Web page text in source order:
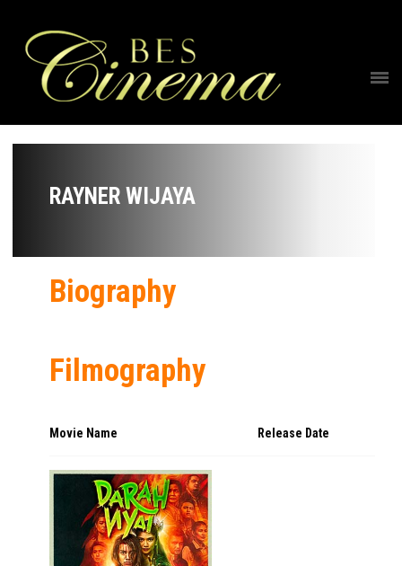
RAYNER WIJAYA
Biography
Filmography
Movie Name Release Date